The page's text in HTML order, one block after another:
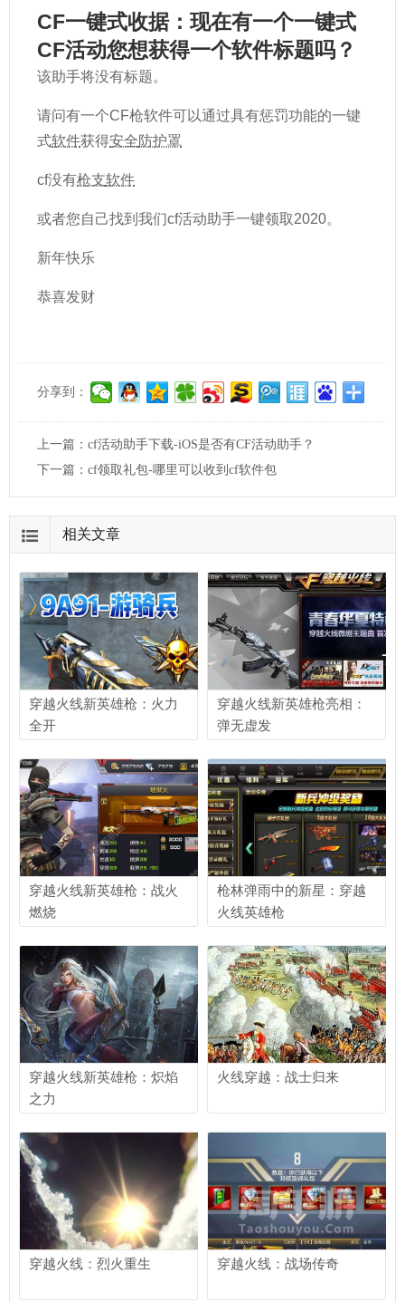
CF一键式收据：现在有一个一键式
CF活动您想获得一个软件标题吗？
该助手将没有标题。
请问有一个CF枪软件可以通过具有惩罚功能的一键
式软件获得安全防护罩
cf没有枪支软件
或者您自己找到我们cf活动助手一键领取2020。
新年快乐
恭喜发财
分享到：
上一篇： cf活动助手下载-iOS是否有CF活动助手？
下一篇： cf领取礼包-哪里可以收到cf软件包
相关文章
穿越火线新英雄枪：火力
全开
穿越火线新英雄枪亮相：
弹无虚发
穿越火线新英雄枪：战火
燃烧
枪林弹雨中的新星：穿越
火线英雄枪
穿越火线新英雄枪：炽焰
之力
火线穿越：战士归来
穿越火线：烈火重生 穿越火线：战场传奇